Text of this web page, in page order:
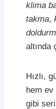
klima
takma,
altında
Hızlı,
hem ev
gibi